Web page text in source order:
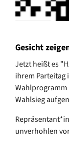
Gesicht
Jetzt heißt es
ihrem Parteitag
Wahlsieg
unverhohlen